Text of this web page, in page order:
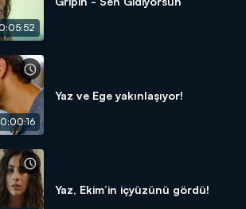
Yaz ve Ege yakınlaşıyor!
Yaz, Ekim’in içyüzünü gördü!